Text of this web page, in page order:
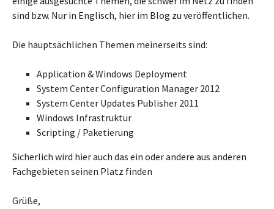
sind bzw. Nur in Englisch, hier im Blog zu veröffentlichen.
Die hauptsächlichen Themen meinerseits sind:
Application & Windows Deployment
System Center Configuration Manager 2012
System Center Updates Publisher 2011
Windows Infrastruktur
Scripting / Paketierung
Sicherlich wird hier auch das ein oder andere aus anderen
Fachgebieten seinen Platz finden
Grüße,